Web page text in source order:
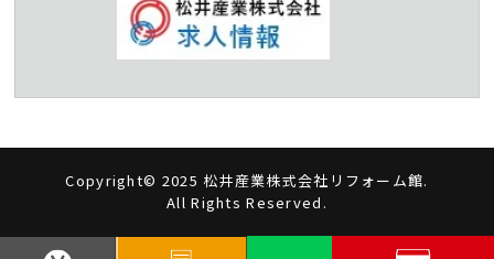
Copyright© 2025 松井産業株式会社リフォーム館.
All Rights Reserved.